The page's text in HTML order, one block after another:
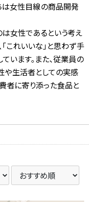
は女性目線の商品開発
女性であるという考え
これいいな」と思わず手
います。また、従業員の
や生活者としての実感
者に寄り添った食品と